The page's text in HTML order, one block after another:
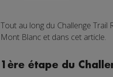
Tout au long du Challenge
Mont Blanc et dans cet article.
1ère étape du